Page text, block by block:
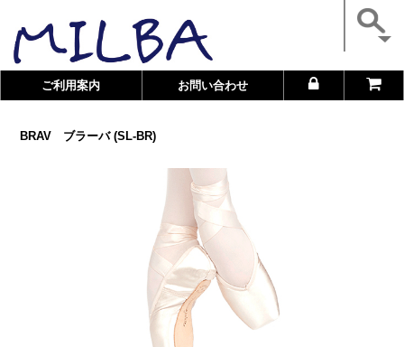
ご利用案内 お問い合わせ
BRAV ブラーバ (SL-BR)